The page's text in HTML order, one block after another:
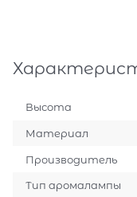
Высота
Материал
Производитель
Тип аромалампы